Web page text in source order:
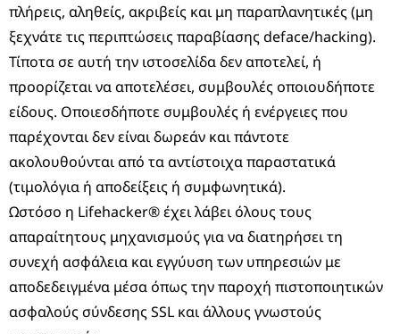
πλήρεις, αληθείς, ακριβείς και μη παραπλανητικές (μη
ξεχνάτε τις περιπτώσεις παραβίασης deface/hacking).
Τίποτα σε αυτή την ιστοσελίδα δεν αποτελεί, ή
προορίζεται να αποτελέσει, συμβουλές οποιουδήποτε
είδους. Οποιεσδήποτε συμβουλές ή ενέργειες που
παρέχονται δεν είναι δωρεάν και πάντοτε
ακολουθούνται από τα αντίστοιχα παραστατικά
(τιμολόγια ή αποδείξεις ή συμφωνητικά).
Ωστόσο η Lifehacker® έχει λάβει όλους τους
απαραίτητους μηχανισμούς για να διατηρήσει τη
συνεχή ασφάλεια και εγγύυση των υπηρεσιών με
αποδεδειγμένα μέσα όπως την παροχή πιστοποιητικών
ασφαλούς σύνδεσης SSL και άλλους γνωστούς